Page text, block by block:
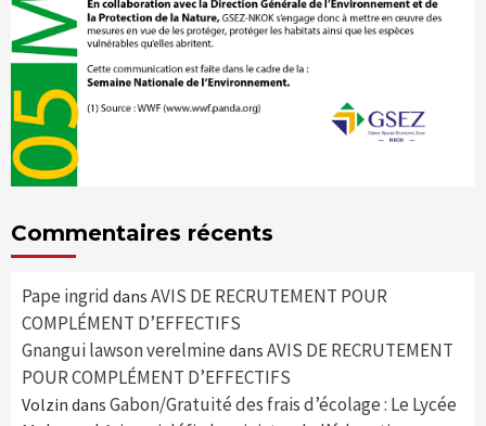
Commentaires récents
Pape ingrid dans AVIS DE RECRUTEMENT POUR
COMPLÉMENT D’EFFECTIFS
Gnangui lawson verelmine dans AVIS DE RECRUTEMENT
POUR COMPLÉMENT D’EFFECTIFS
Volzin dans Gabon/Gratuité des frais d’écolage : Le Lycée